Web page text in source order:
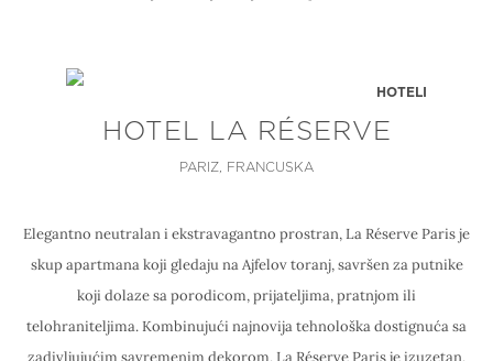
HOTELI
HOTEL LA RÉSERVE
PARIZ, FRANCUSKA
Elegantno neutralan i ekstravagantno prostran, La Réserve Paris je
skup apartmana koji gledaju na Ajfelov toranj, savršen za putnike
koji dolaze sa porodicom, prijateljima, pratnjom ili
telohraniteljima. Kombinujući najnovija tehnološka dostignuća sa
zadivljujućim savremenim dekorom, La Réserve Paris je izuzetan,